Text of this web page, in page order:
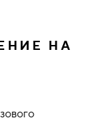
НА